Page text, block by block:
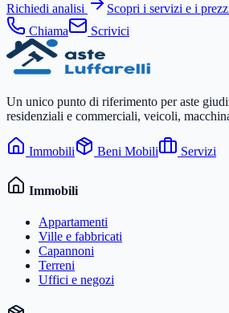
Richiedi analisi
Scopri i servizi e i
Chiama
Scrivici
Un unico punto di riferimento per aste
residenziali e commerciali, veicoli,
Immobili Beni Mobili Servizi
Immobili
Appartamenti
Ville e fabbricati
Capannoni
Terreni
Uffici e negozi